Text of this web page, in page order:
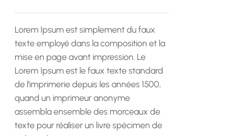
h
e
Lorem Ipsum est simplement du faux
texte employé dans la composition et la
mise en page avant impression. Le
Lorem Ipsum est le faux texte standard
de l'imprimerie depuis les années 1500,
quand un imprimeur anonyme
assembla ensemble des morceaux de
texte pour réaliser un livre spécimen de